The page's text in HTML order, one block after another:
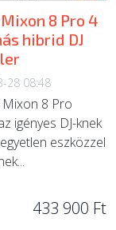
8 Pro 4
hibrid DJ
28 08:48
8 Pro
igényes DJ-knek
eszközzel
433 900 Ft